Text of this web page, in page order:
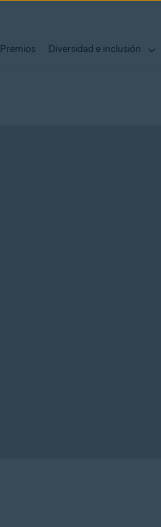
Premios Diversidad e inclusión